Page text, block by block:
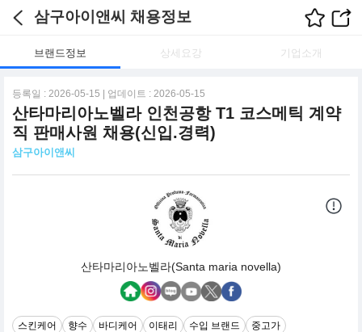
삼구아이앤씨 채용정보
브랜드정보 상세요강 기업소개
등록일 : 2026-05-15 | 업데이트 : 2026-05-15
산타마리아노벨라 인천공항 T1 코스메틱 계약
직 판매사원 채용(신입.경력)
삼구아이앤씨
산타마리아노벨라(Santa maria novella)
스킨케어 향수 바디케어 이태리 수입 브랜드 중고가